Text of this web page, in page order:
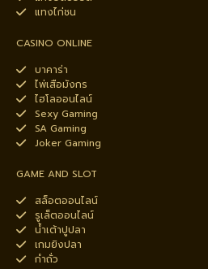
แทงไก่ชน
CASINO ONLINE
บาคาร่า
ไพ่เสือมังกร
ไฮโลออนไลน์
Sexy Gaming
SA Gaming
Joker Gaming
GAME AND SLOT
สล็อตออนไลน์
รูเล็ตออนไลน์
น้ำเต้าปูปลา
เกมยิงปลา
กำถั่ว